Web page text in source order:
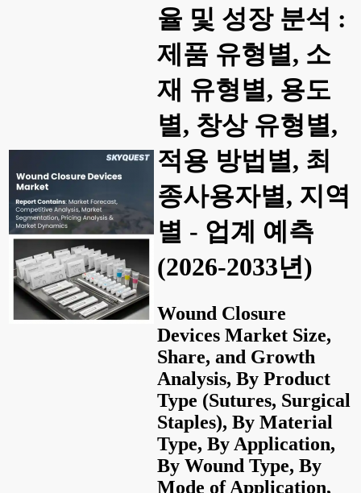
율 및 성장 분석 :
제품 유형별, 소
재 유형별, 용도
별, 창상 유형별,
적용 방법별, 최
종사용자별, 지역
별 - 업계 예측
(2026-2033년)
Wound Closure
Devices Market Size,
Share, and Growth
Analysis, By Product
Type (Sutures, Surgical
Staples), By Material
Type, By Application,
By Wound Type, By
Mode of Application,